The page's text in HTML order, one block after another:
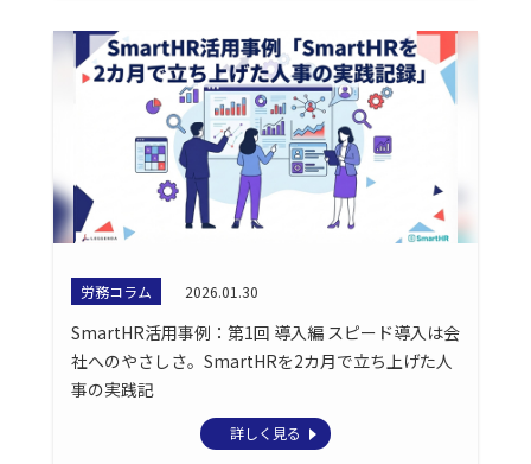
労務コラム 2026.01.30
SmartHR活用事例：第1回 導入編 スピード導入は会
社へのやさしさ。SmartHRを2カ月で立ち上げた人
事の実践記
詳しく見る